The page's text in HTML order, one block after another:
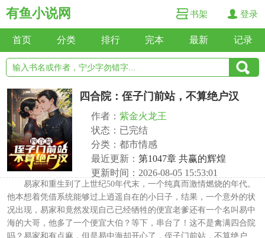
有鱼小说网 书架 登录
首页 分类 排行 完本 最新 记录
四合院：侄子门前站，不算绝户汉
作者： 紫金火龙王
状态：已完结
分类：都市情感
最近更新： 第1047章 共赢的辉煌
更新时间：2026-08-05 15:53:01
易家和重生到了上世纪50年代末，一个纯真而激情燃烧的年代。
他本想着凭借系统能够过上逍遥自在的小日子，结果，一个意外的状
况出现，易家和竟然发现自己已经牺牲的便宜老爹还有一个名叫易中
海的大哥，他多了一个便宜大伯？等下，串台了！这不是禽满四合院
吗？易家和有点麻，但是易中海却开心了，侄子门前站，不算绝户